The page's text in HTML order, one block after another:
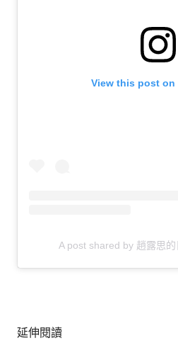
View this post on
A post shared by 趙露思
延伸閱讀